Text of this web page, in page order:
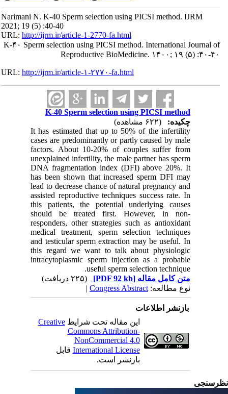
Narimani N. K-40 Sperm selection using PICSI method. IJRM
2021; 19 (5) :40-40
URL:http://ijrm.ir/article-1-2770-fa.html
K-۴۰ Sperm selection using PICSI method. International Journal of
Reproductive BioMedicine. ۱۴۰۰; ۱۹ (۵) :۴۰-۴۰
URL:http://ijrm.ir/article-۱-۲۷۷۰-fa.html
K-40 Sperm selection using PICSI method
چکیده:
It has estimated that up to 50% of the infertility
cases are predominantly or partly caused by male
factors. About 10-20% of couples suffer from
unexplained infertility, the male partner has sperm
DNA fragmentation index (DFI) above 20%. It
has been shown that increased sperm DFI may
lead to decrease chance of natural pregnancy and
assisted reproductive techniques success rate. In
this patients, the potential underlying causes
should be treated first. However, in non-
responders, other strategies such as antioxidant
medical treatment, sperm selection techniques
and testicular sperm extraction may be useful. In
this regard we want to talk about physiologic
intracytoplasmic sperm injection as a probable
useful sperm selection technique.
متن کامل مقاله[PDF 92 kb]
نوع مطالعه:Congress Abstract
|
بازنشر اطلاعات
این مقاله تحت شرایطCreative
Commons Attribution-
NonCommercial 4.0
International Licenseقابل
بازنشر است.